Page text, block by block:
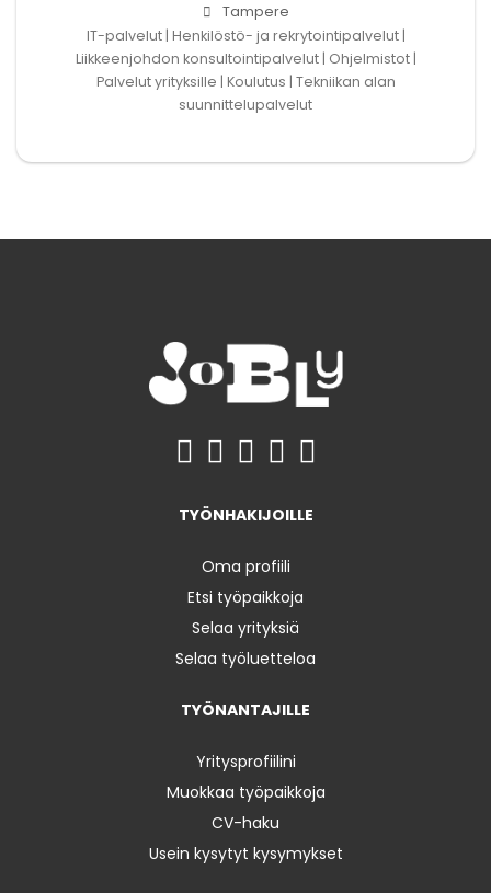
Tampere
IT-palvelut | Henkilöstö- ja rekrytointipalvelut |
Liikkeenjohdon konsultointipalvelut | Ohjelmistot |
Palvelut yrityksille | Koulutus | Tekniikan alan
suunnittelupalvelut
TYÖNHAKIJOILLE
Oma profiili
Etsi työpaikkoja
Selaa yrityksiä
Selaa työluetteloa
TYÖNANTAJILLE
Yritysprofiilini
Muokkaa työpaikkoja
CV-haku
Usein kysytyt kysymykset